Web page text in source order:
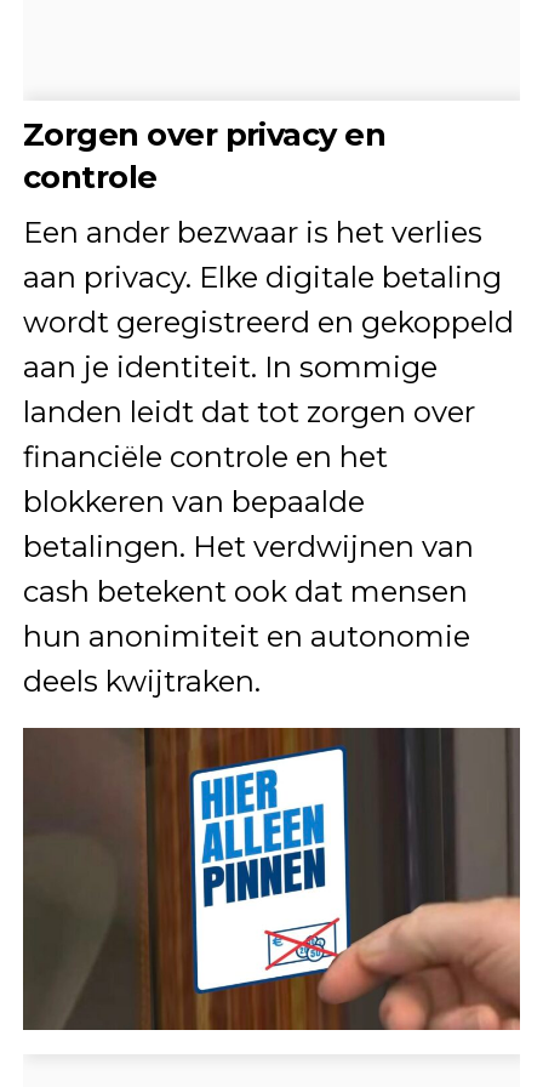
Zorgen over privacy en
controle
Een ander bezwaar is het verlies
aan privacy. Elke digitale betaling
wordt geregistreerd en gekoppeld
aan je identiteit. In sommige
landen leidt dat tot zorgen over
financiële controle en het
blokkeren van bepaalde
betalingen. Het verdwijnen van
cash betekent ook dat mensen
hun anonimiteit en autonomie
deels kwijtraken.